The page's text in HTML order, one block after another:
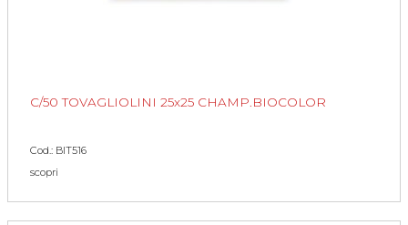
C/50 TOVAGLIOLINI 25x25 CHAMP.BIOCOLOR
Cod.: BIT516
scopri